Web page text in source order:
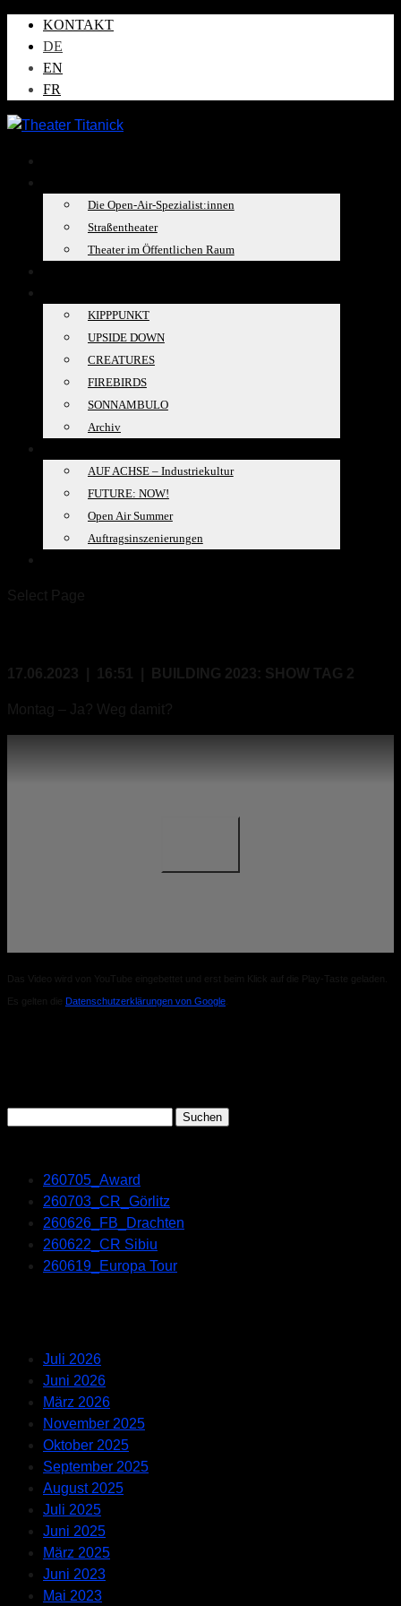
KONTAKT
DE
EN
FR
Die Open-Air-Spezialist:innen
Straßentheater
Theater im Öffentlichen Raum
KIPPPUNKT
UPSIDE DOWN
CREATURES
FIREBIRDS
SONNAMBULO
Archiv
AUF ACHSE – Industriekultur
FUTURE: NOW!
Open Air Summer
Auftragsinszenierungen
Select Page
17.06.2023 | 16:51 | BUILDING 2023: SHOW TAG 2
Montag – Ja? Weg damit?
Das Video wird von YouTube eingebettet und erst beim Klick auf die Play-Taste geladen.
Es gelten die Datenschutzerklärungen von Google
Suchen
nach:
260705_Award
260703_CR_Görlitz
260626_FB_Drachten
260622_CR Sibiu
260619_Europa Tour
Juli 2026
Juni 2026
März 2026
November 2025
Oktober 2025
September 2025
August 2025
Juli 2025
Juni 2025
März 2025
Juni 2023
Mai 2023